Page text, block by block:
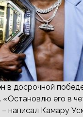
в досрочной
его в
написал Камару